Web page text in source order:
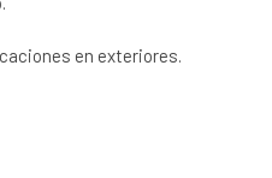
en exteriores.